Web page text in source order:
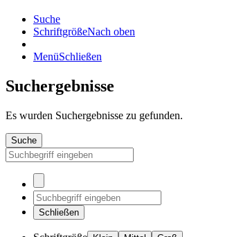
Suche
SchriftgrößeNach oben
MenüSchließen
Suchergebnisse
Es wurden Suchergebnisse zu gefunden.
Suche
Schließen